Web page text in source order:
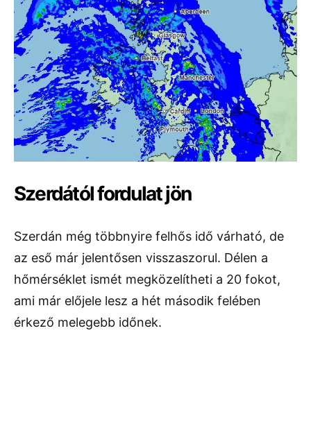
Szerdától fordulat jön
Szerdán még többnyire felhős idő várható, de
az eső már jelentősen visszaszorul. Délen a
hőmérséklet ismét megközelítheti a 20 fokot,
ami már előjele lesz a hét második felében
érkező melegebb időnek.